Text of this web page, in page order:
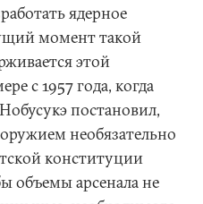
ядерное
момент такой
этой
с 1957 года, когда
постановил,
необязательно
конституции
объемы арсенала не